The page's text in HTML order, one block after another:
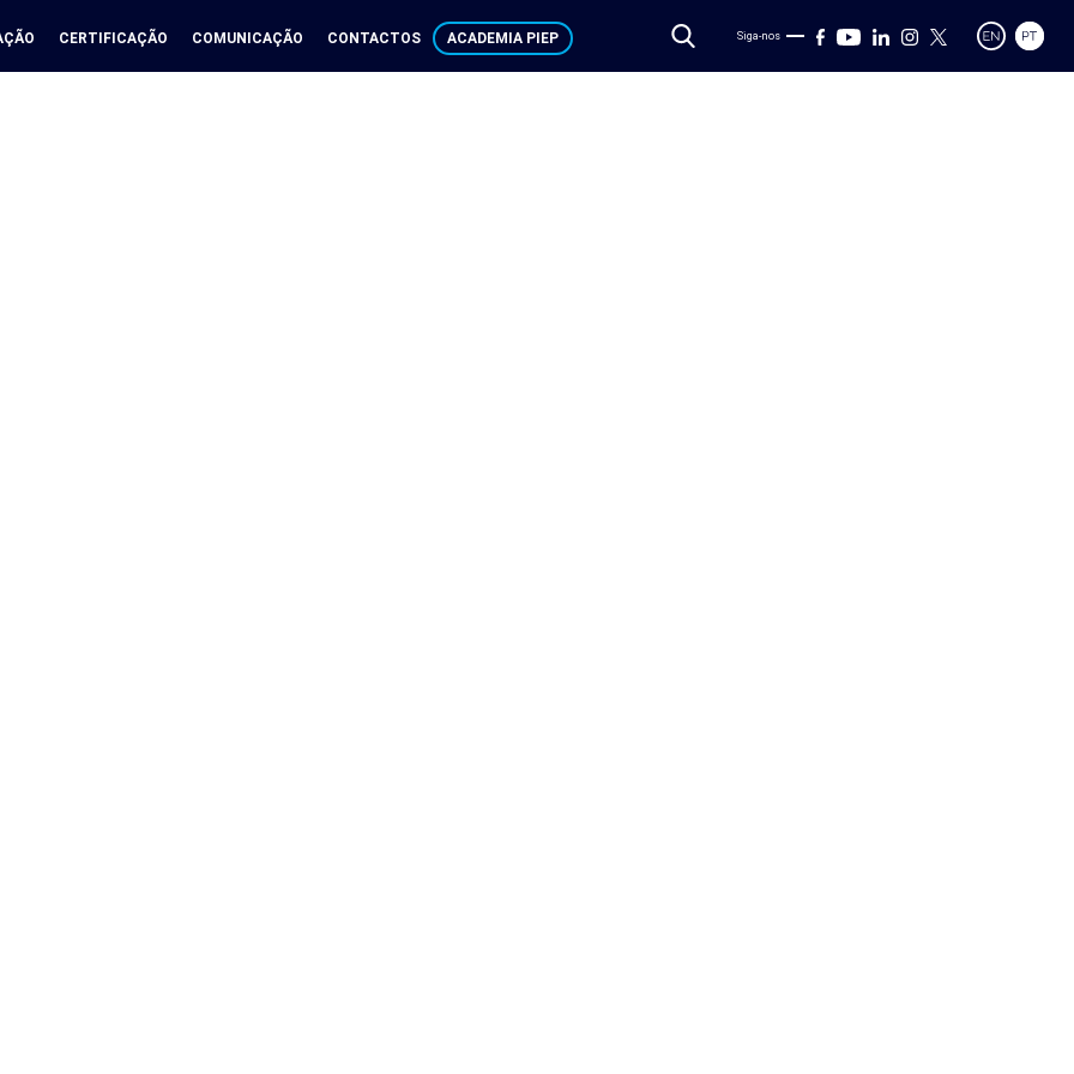
CERTIFICAÇÃO COMUNICAÇÃO CONTACTOS ACADEMIA PIEP Siga-nos